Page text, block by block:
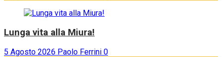
Lunga vita alla Miura!
5 Agosto 2026 Paolo Ferrini 0